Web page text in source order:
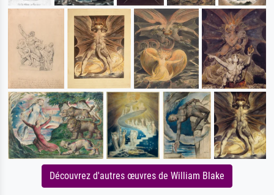
Découvrez d'autres œuvres de William Blake